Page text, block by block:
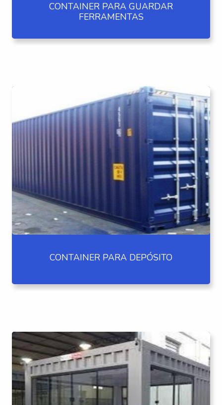
CONTAINER PARA GUARDAR
FERRAMENTAS
CONTAINER PARA DEPÓSITO